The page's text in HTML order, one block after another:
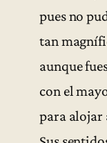
pues no
tan
aunque
con el
para alojar